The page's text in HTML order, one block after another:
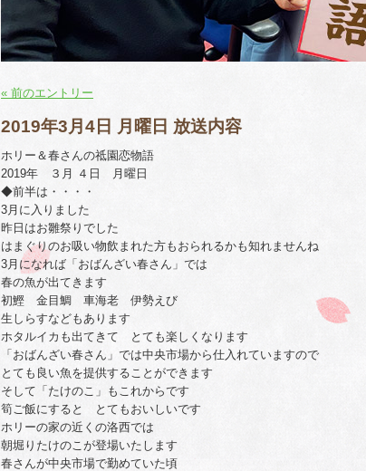
« 前のエントリー
2019年3月4日 月曜日 放送内容
ホリー＆春さんの祗園恋物語
2019年 ３月 ４日 月曜日
◆前半は・・・・
3月に入りました
昨日はお雛祭りでした
はまぐりのお吸い物飲まれた方もおられるかも知れませんね
3月になれば「おばんざい春さん」では
春の魚が出てきます
初鰹 金目鯛 車海老 伊勢えび
生しらすなどもあります
ホタルイカも出てきて とても楽しくなります
「おばんざい春さん」では中央市場から仕入れていますので
とても良い魚を提供することができます
そして「たけのこ」もこれからです
筍ご飯にすると とてもおいしいです
ホリーの家の近くの洛西では
朝堀りたけのこが登場いたします
春さんが中央市場で勤めていた頃